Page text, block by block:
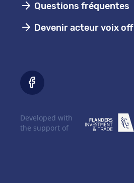
Questions fréquentes
Devenir acteur voix off
Developed with
the support of